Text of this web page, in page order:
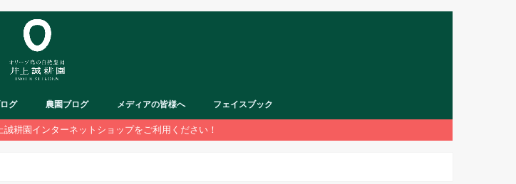
グ 農園ブログ メディアの皆様へ フェイスブック
耕園インターネットショップをご利用ください！